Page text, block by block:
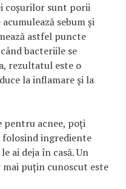
coșurilor sunt porii
sebum și
astfel puncte
bacteriile se
rezultatul este o
la inflamare și la
acnee, poți
ingrediente
ai deja în casă. Un
puțin cunoscut este